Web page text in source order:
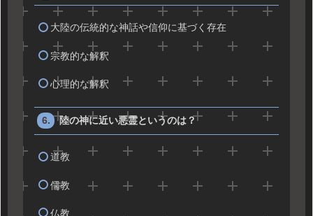
大陸の伝統的な神話や信仰に基づく存在
宗教的な解釈
心理的な解釈
陸の神に近い悪霊というのは？
道教
儒教
仏教